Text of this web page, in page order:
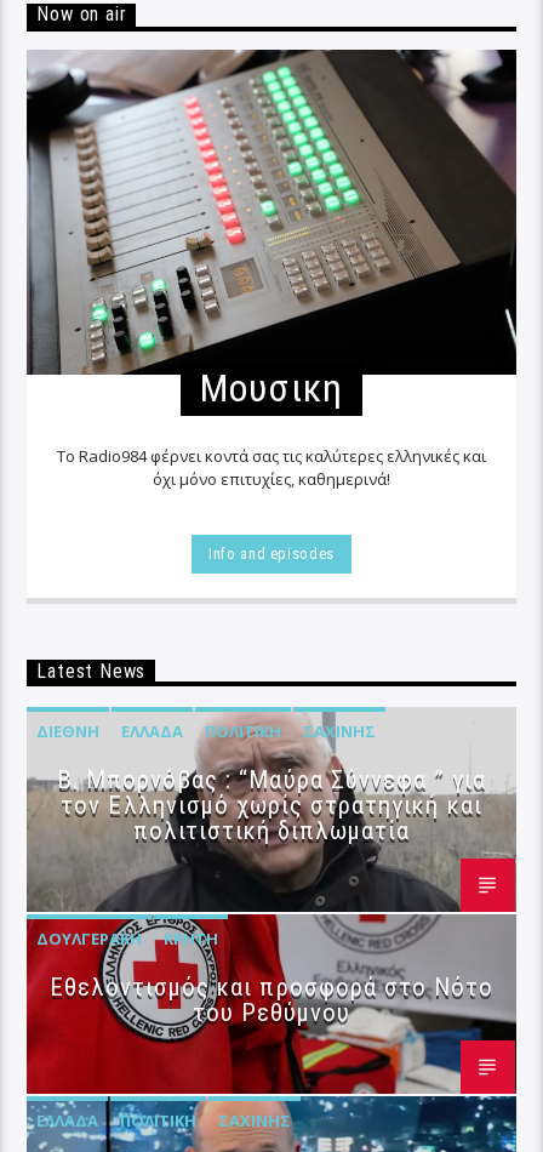
Now on air
Μουσικη
Το Radio984 φέρνει κοντά σας τις καλύτερες ελληνικές και
όχι μόνο επιτυχίες, καθημερινά!
Info and episodes
Latest News
ΔΙΕΘΝΉ ΕΛΛΆΔΑ ΠΟΛΙΤΙΚΉ ΣΑΧΊΝΗΣ
B. Μπορνόβας : “Μαύρα Σύννεφα ” για
τον Ελληνισμό χωρίς στρατηγική και
πολιτιστική διπλωματία
ΔΟΥΛΓΕΡΆΚΗ ΚΡΉΤΗ
Εθελοντισμός και προσφορά στο Νότο
του Ρεθύμνου
ΕΛΛΆΔΑ ΠΟΛΙΤΙΚΉ ΣΑΧΊΝΗΣ